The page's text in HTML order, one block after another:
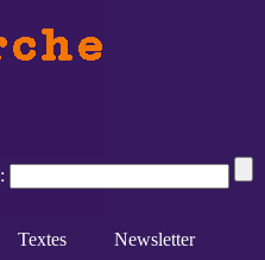
Textes Newsletter